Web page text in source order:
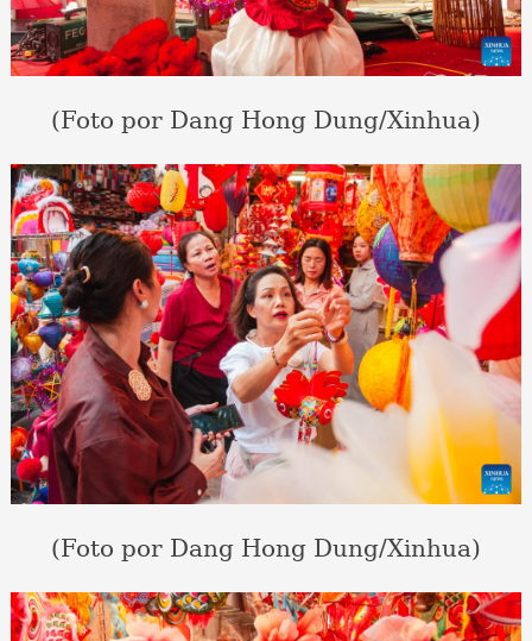
(Foto por Dang Hong Dung/Xinhua)
(Foto por Dang Hong Dung/Xinhua)